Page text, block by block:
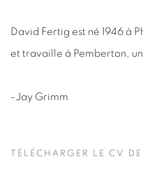
David Fertig est né 1946 à
et travaille à Pemberton,
-Jay Grimm
TÉLÉCHARGER LE CV